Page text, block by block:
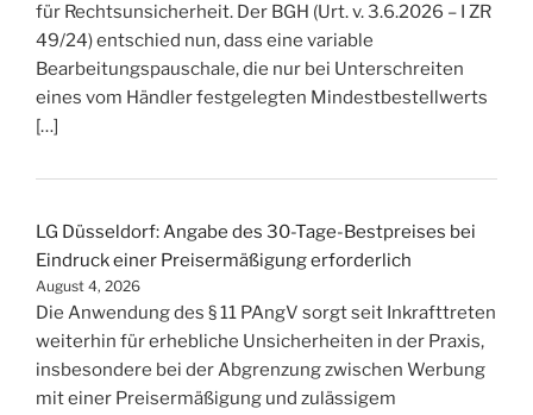
für Rechtsunsicherheit. Der BGH (Urt. v. 3.6.2026 – I ZR
49/24) entschied nun, dass eine variable
Bearbeitungspauschale, die nur bei Unterschreiten
eines vom Händler festgelegten Mindestbestellwerts
[…]
LG Düsseldorf: Angabe des 30-Tage-Bestpreises bei
Eindruck einer Preisermäßigung erforderlich
August 4, 2026
Die Anwendung des § 11 PAngV sorgt seit Inkrafttreten
weiterhin für erhebliche Unsicherheiten in der Praxis,
insbesondere bei der Abgrenzung zwischen Werbung
mit einer Preisermäßigung und zulässigem